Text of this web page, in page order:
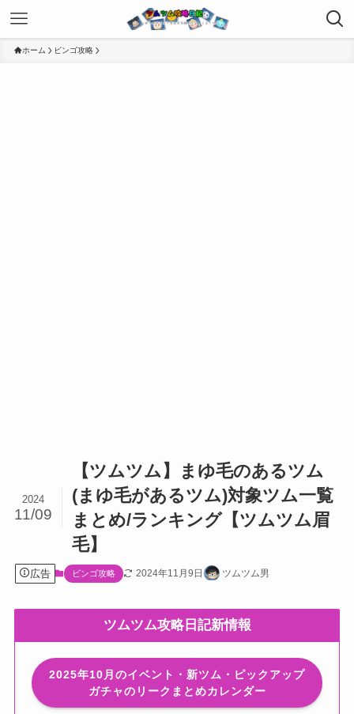
ホーム ビンゴ攻略
【ツムツム】まゆ毛のあるツム
(まゆ毛があるツム)対象ツム一覧
まとめ/ランキング【ツムツム眉
毛】
2024
11/09
広告 ビンゴ攻略 2024年11月9日 ツムツム男
ツムツム攻略日記新情報
2025年10月のイベント・新ツム・ピックアップ
ガチャのリークまとめカレンダー